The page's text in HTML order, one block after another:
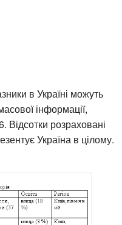
в Україні можуть
інформації,
Відсотки розраховані
Україна в цілому.